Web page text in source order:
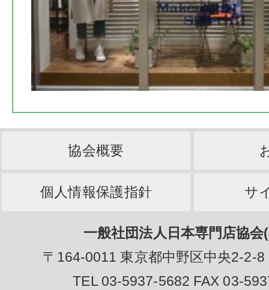
協会概要
個人情報保護指針 サ
一般社団法人日本専門店協
〒164-0011 東京都中野区中央2-2-
TEL 03-5937-5682 FAX 03-